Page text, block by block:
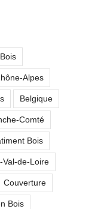
Bicêtre (94)
Alpes
Belgique
Comté
Bois
Val-de-Loire
Couverture
Bois